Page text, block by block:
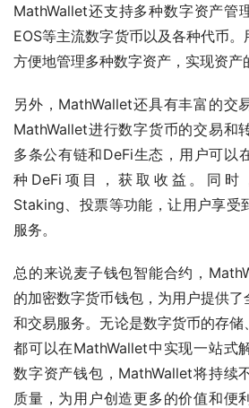
MathWallet还支持多种数字资产管
EOS等主流数字货币以及各种代币
方便地管理多种数字资产，实现资产
另外，MathWallet还具有丰富的交
MathWallet进行数字货币的交易和
多条公有链和DeFi生态，用户可以
种DeFi项目，获取收益。同时
Staking、投票等功能，让用户享受
服务。
总的来说麦子钱包智能合约，
的加密数字货币钱包，为用户提供
和交易服务。无论是数字货币的存
都可以在MathWallet中实现一站式
数字资产钱包，MathWallet将持续
质量，为用户创造更多的价值和便